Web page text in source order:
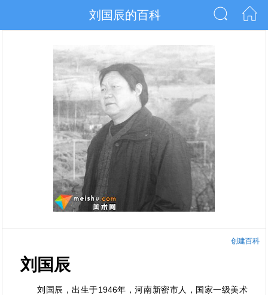
刘国辰的百科
创建百科
刘国辰
刘国辰，出生于1946年，河南新密市人，国家一级美术